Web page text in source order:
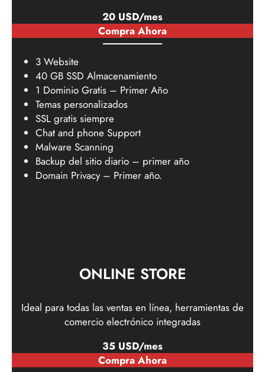
20 USD/mes
Compra Ahora
3 Website
40 GB SSD Almacenamiento
1 Dominio Gratis – Primer Año
Temas personalizados
SSL gratis siempre
Chat and phone Support
Malware Scanning
Backup del sitio diario – primer año
Domain Privacy – Primer año.
ONLINE STORE
Ideal para todas las ventas en línea, herramientas de
comercio electrónico integradas
35 USD/mes
Compra Ahora